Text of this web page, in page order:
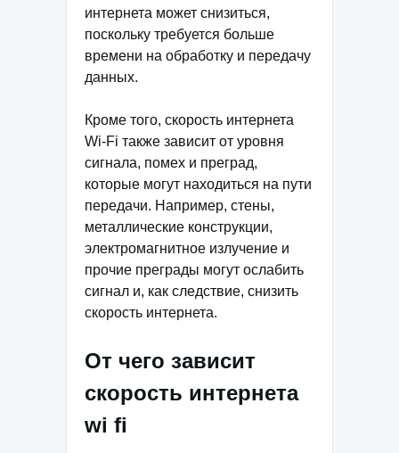
интернета может снизиться,
поскольку требуется больше
времени на обработку и передачу
данных.
Кроме того, скорость интернета
Wi-Fi также зависит от уровня
сигнала, помех и преград,
которые могут находиться на пути
передачи. Например, стены,
металлические конструкции,
электромагнитное излучение и
прочие преграды могут ослабить
сигнал и, как следствие, снизить
скорость интернета.
От чего зависит
скорость интернета
wi fi